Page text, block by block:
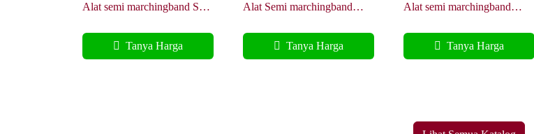
Alat semi marchingband SD
Tanya Harga
Alat Semi marchingband
Air frame
Tanya Harga
Alat semi marchingband
Tanya Harga